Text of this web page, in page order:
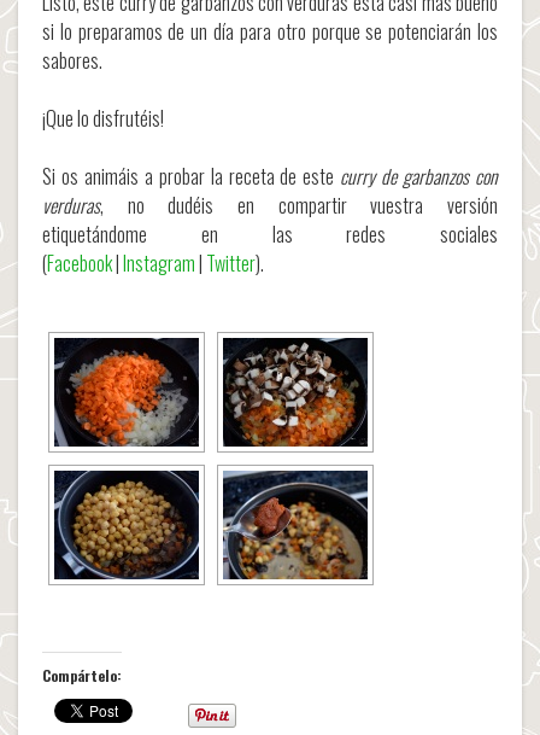
si lo preparamos de un día para otro porque se potenciarán los
sabores.
¡Que lo disfrutéis!
Si os animáis a probar la receta de este curry de garbanzos con
verduras, no dudéis en compartir vuestra versión
etiquetándome en las redes sociales
(Facebook|Instagram| Twitter).
Compártelo: